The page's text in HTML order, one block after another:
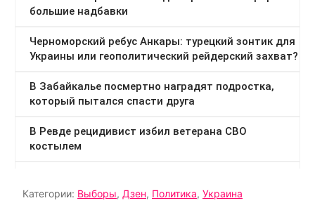
Категории: Выборы, Дзен, Политика, Украина